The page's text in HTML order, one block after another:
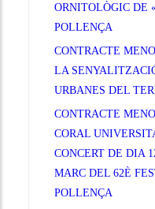
ORNITOLÒGIC DE
POLLENÇA
CONTRACTE
LA
URBANES DEL
CONTRACTE
CORAL
CONCERT DE DIA
MARC DEL 62È
POLLENÇA